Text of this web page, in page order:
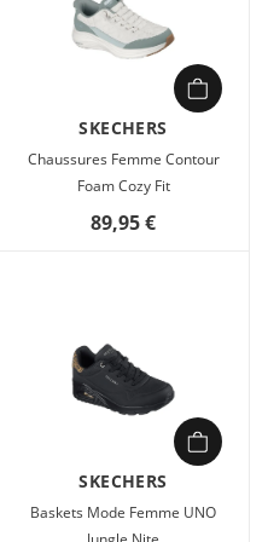
SKECHERS
Chaussures Femme Contour
Foam Cozy Fit
89,95 €
SKECHERS
Baskets Mode Femme UNO